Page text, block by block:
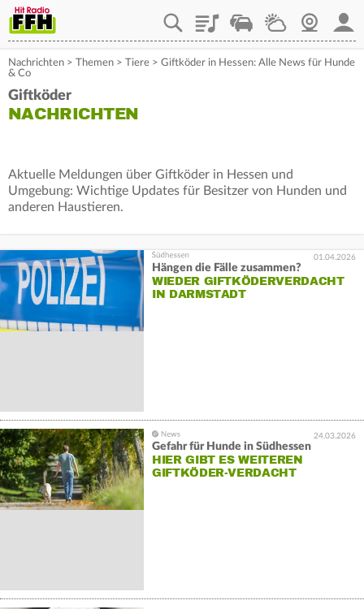
PlaylistStaupilotWetterWebcam
Nachrichten > Themen > Tiere > Giftköder in Hessen: Alle News für Hunde
& Co
Giftköder
NACHRICHTEN
Aktuelle Meldungen über Giftköder in Hessen und
Umgebung: Wichtige Updates für Besitzer von Hunden und
anderen Haustieren.
01.04.2026
Hängen die Fälle zusammen?
WIEDER GIFTKÖDERVERDACHT
IN DARMSTADT
24.03.2026
Gefahr für Hunde in Südhessen
HIER GIBT ES WEITEREN
GIFTKÖDER-VERDACHT